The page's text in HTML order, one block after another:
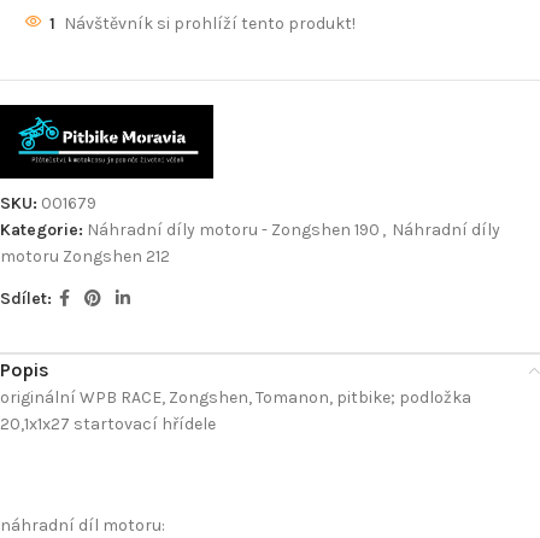
1 Návštěvník si prohlíží tento produkt!
SKU: 001679
Kategorie: Náhradní díly motoru - Zongshen 190 , Náhradní díly
motoru Zongshen 212
Sdílet:
Popis
originální WPB RACE, Zongshen, Tomanon, pitbike; podložka
20,1x1x27 startovací hřídele
náhradní díl motoru: